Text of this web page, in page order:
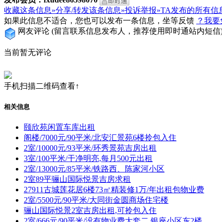
收藏这条信息»分享/转发该条信息»投诉举报»TA发布的所有信
如果此信息不适合，您也可以发布一条信息，坐等反馈 ？我
网友评论 (留言联系信息发布人，推荐使用即时通站内短信
当前暂无评论
手机扫描二维码查看↑
相关信息
颐欣苑闲置车库出租
阁楼/7000元/90平米/北安汇景苑6楼拎包入住
2室/10000元/93平米/环秀景苑吉房出租
3室/100平米/干净明亮,每月500元出租
2室/13000元/85平米/铁路西、陈家河小区
2室89平骊山国际悦景吉房求租
27911古城莲花居6楼73㎡精装修1万/年出租包物业费
2室/5500元/90平米/大同街金圆商场住宅楼
骊山国际悦景2室吉房出租,可拎包入住